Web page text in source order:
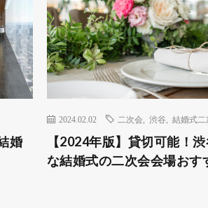
婚
2024.02.02 二次会, 渋谷 結婚式二
【2024年版】貸切可能！
な結婚式の二次会会場おす